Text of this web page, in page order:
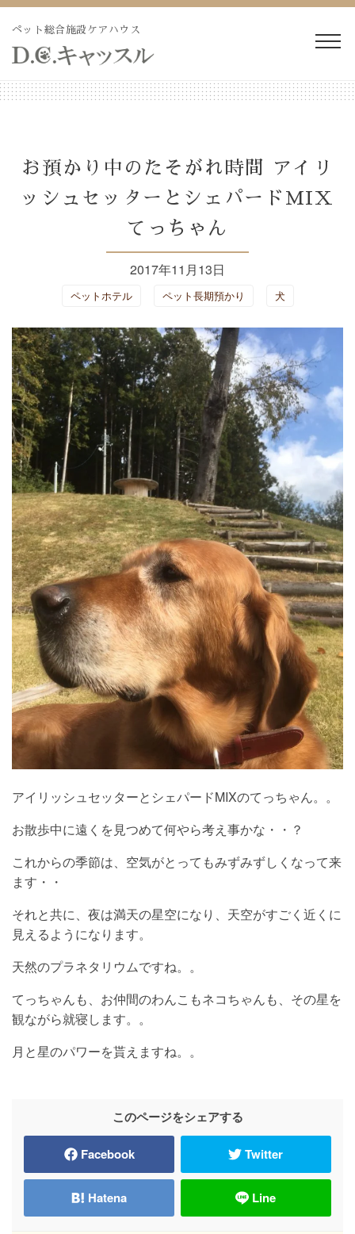
Skip
content
ペット総合施設ケアハウス
ペットホテル・長期預か
り
長期療養ケア
ペット訪問火葬・葬儀 ドッグラン
施設紹介
よくあるご質問 ブログ
会社概要
お預かり中のたそがれ時間 アイリ
ッシュセッターとシェパードMIX
てっちゃん
2017年11月13日
ペットホテル ペット長期預かり 犬
アイリッシュセッターとシェパードMIXのてっちゃん。。
お散歩中に遠くを見つめて何やら考え事かな・・？
これからの季節は、空気がとってもみずみずしくなって来
ます・・
それと共に、夜は満天の星空になり、天空がすごく近くに
見えるようになります。
天然のプラネタリウムですね。。
てっちゃんも、お仲間のわんこもネコちゃんも、その星を
観ながら就寝します。。
月と星のパワーを貰えますね。。
このページをシェアする
Facebook Twitter
Hatena Line